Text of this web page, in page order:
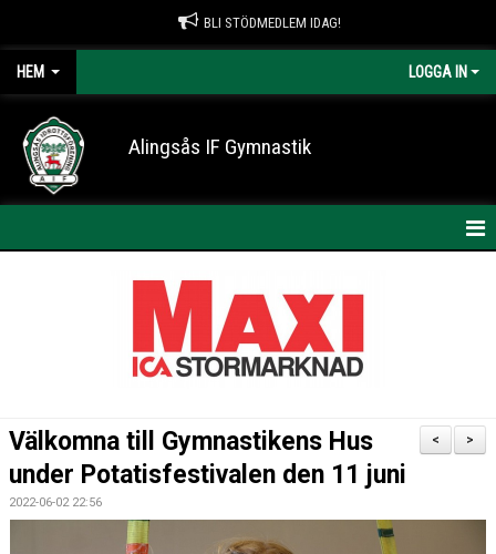
BLI STÖDMEDLEM IDAG!
HEM LOGGA IN
Alingsås IF Gymnastik
ARRANGEMANG
>
<
Välkomna till Gymnastikens Hus
under Potatisfestivalen den 11 juni
2022-06-02 22:56